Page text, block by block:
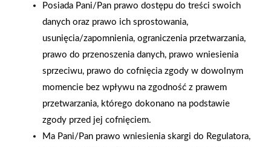
Grupa PSB Handel S.A.
gra z WOŚP. Powstała
firmowa eSkarbonka na
rzecz gastroenterologii
dziecięcej
Zacisze S.A. dołącza do
Grupy PSB. Sieć kończy
rok strategicznym
otwarciem po
rebrandingu
Posiada Pani/Pan prawo dostępu do treści swoich
danych oraz prawo ich sprostowania,
usunięcia/zapomnienia, ograniczenia przetwarzania,
prawo do przenoszenia danych, prawo wniesienia
sprzeciwu, prawo do cofnięcia zgody w dowolnym
momencie bez wpływu na zgodność z prawem
przetwarzania, którego dokonano na podstawie
zgody przed jej cofnięciem.
Ma Pani/Pan prawo wniesienia skargi do Regulatora,